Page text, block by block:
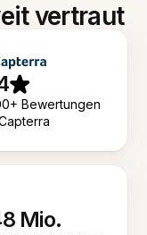
vertraut
Bewertungen
Mio.